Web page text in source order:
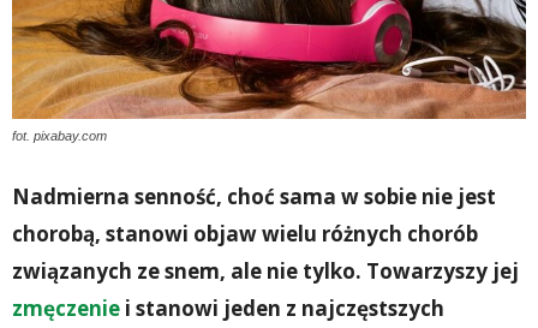
fot. pixabay.com
Nadmierna senność, choć sama w sobie nie jest
chorobą, stanowi objaw wielu różnych chorób
związanych ze snem, ale nie tylko. Towarzyszy jej
zmęczenie i stanowi jeden z najczęstszych